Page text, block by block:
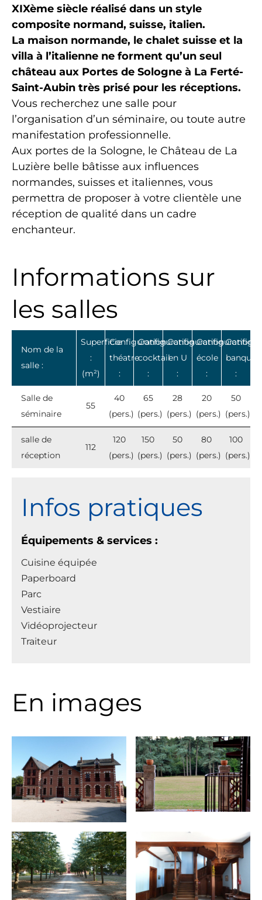
XIXème siècle réalisé dans un style
composite normand, suisse, italien.
La maison normande, le chalet suisse et la
villa à l’italienne ne forment qu’un seul
château aux Portes de Sologne à La Ferté-
Saint-Aubin très prisé pour les réceptions.
Vous recherchez une salle pour
l’organisation d’un séminaire, ou toute autre
manifestation professionnelle.
Aux portes de la Sologne, le Château de La
Luzière belle bâtisse aux influences
normandes, suisses et italiennes, vous
permettra de proposer à votre clientèle une
réception de qualité dans un cadre
enchanteur.
Informations sur
les salles
Nom de la
salle :
Superficie
:
(m²)
Configuration
théatre
:
Configuration
cocktail
:
Configuration
en U
:
Configuration
école
:
banquet
:
Salle de
séminaire
55
40
(pers.)
65
(pers.)
28
(pers.)
20
(pers.)
50
(pers.)
salle de
réception
112
120
(pers.)
150
(pers.)
50
(pers.)
80
(pers.)
100
(pers.)
Infos pratiques
Équipements & services :
Cuisine équipée
Paperboard
Parc
Vestiaire
Vidéoprojecteur
Traiteur
En images